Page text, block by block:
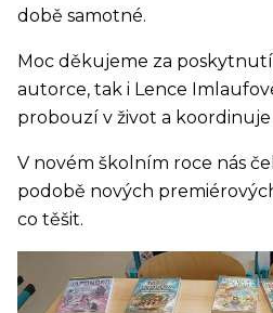
době samotné.
Moc děkujeme za
autorce, tak i Lence
probouzí v život a
V novém školním roce nás
podobě nových
co těšit.